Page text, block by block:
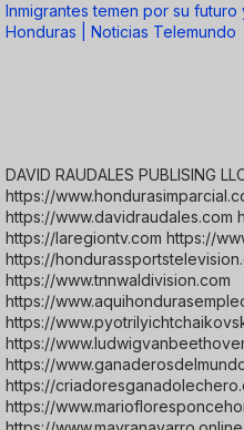
Inmigrantes temen por su
Honduras | Noticias Telemundo
DAVID RAUDALES PUBLISING
https://
https://www.davidraudales.com
https://laregiontv.com https://
https://
https://www.tnnwaldivision.com
https://
https://
https://
https://
https://
https://